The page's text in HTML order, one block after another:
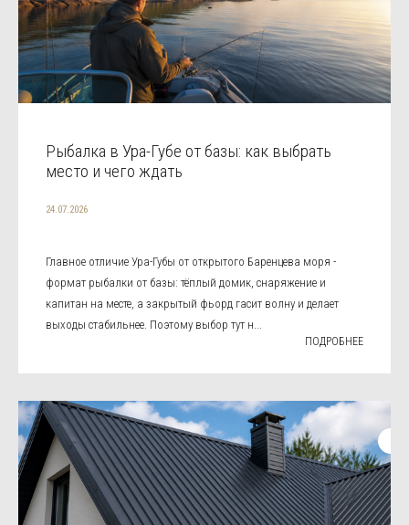
Рыбалка в Ура-Губе от базы: как выбрать
место и чего ждать
24.07.2026
Главное отличие Ура-Губы от открытого Баренцева моря -
формат рыбалки от базы: тёплый домик, снаряжение и
капитан на месте, а закрытый фьорд гасит волну и делает
выходы стабильнее. Поэтому выбор тут н...
ПОДРОБНЕЕ